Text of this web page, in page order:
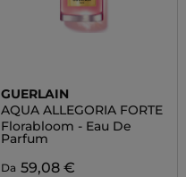
GUERLAIN
AQUA ALLEGORIA FORTE
Florabloom - Eau De
Parfum
Da 59,08 €